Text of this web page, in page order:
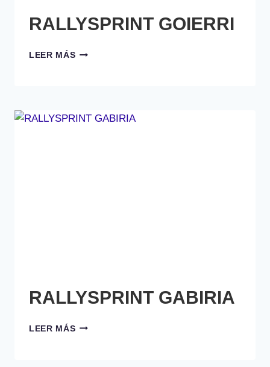
RALLYSPRINT GOIERRI
LEER MÁSRALLYSPRINT
RALLYSPRINT GABIRIA
LEER MÁSRALLYSPRINT